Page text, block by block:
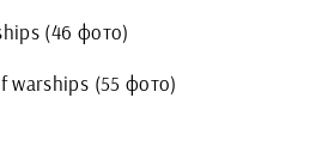
(46 фото)